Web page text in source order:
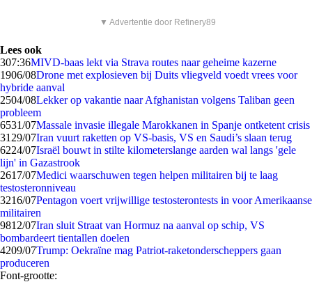
▼ Advertentie door Refinery89
Lees ook
307:36MIVD-baas lekt via Strava routes naar geheime kazerne
1906/08Drone met explosieven bij Duits vliegveld voedt vrees voor
hybride aanval
2504/08Lekker op vakantie naar Afghanistan volgens Taliban geen
probleem
6531/07Massale invasie illegale Marokkanen in Spanje ontketent crisis
31 29/07Iran vuurt raketten op VS-basis, VS en Saudi’s slaan terug
6224/07Israël bouwt in stilte kilometerslange aarden wal langs 'gele
lijn' in Gazastrook
2617/07Medici waarschuwen tegen helpen militairen bij te laag
testosteronniveau
3216/07Pentagon voert vrijwillige testosterontests in voor Amerikaanse
militairen
9812/07Iran sluit Straat van Hormuz na aanval op schip, VS
bombardeert tientallen doelen
4209/07Trump: Oekraïne mag Patriot-raketonderscheppers gaan
produceren
Font-grootte: